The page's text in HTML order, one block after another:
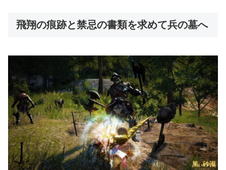
飛翔の痕跡と禁忌の書類を求めて兵の墓へ